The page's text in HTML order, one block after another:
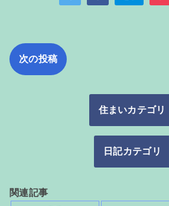
次の投稿
住まいカテゴリ
日記カテゴリ
関連記事